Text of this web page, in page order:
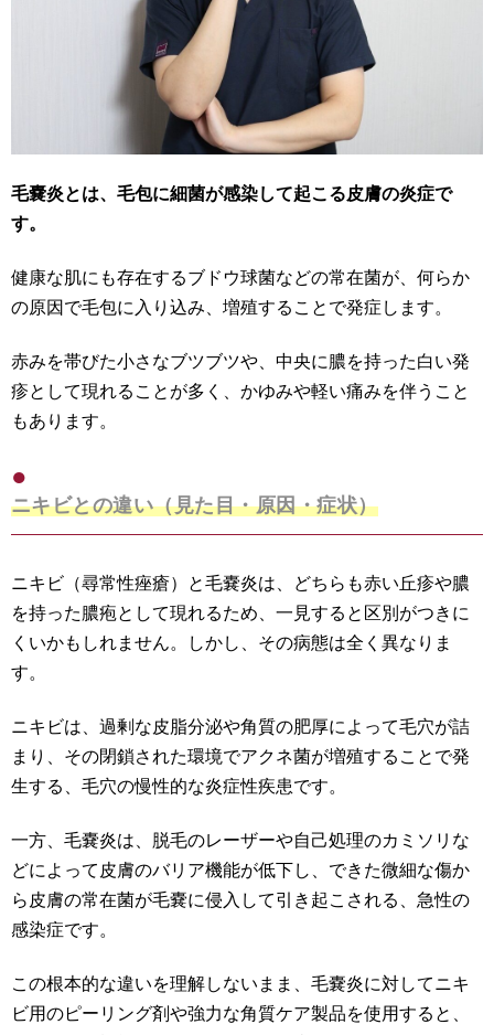
毛嚢炎とは、毛包に細菌が感染して起こる皮膚の炎症で
す。
健康な肌にも存在するブドウ球菌などの常在菌が、何らか
の原因で毛包に入り込み、増殖することで発症します。
赤みを帯びた小さなブツブツや、中央に膿を持った白い発
疹として現れることが多く、かゆみや軽い痛みを伴うこと
もあります。
ニキビとの違い（見た目・原因・症状）
ニキビ（尋常性痤瘡）と毛嚢炎は、どちらも赤い丘疹や膿
を持った膿疱として現れるため、一見すると区別がつきに
くいかもしれません。しかし、その病態は全く異なりま
す。
ニキビは、過剰な皮脂分泌や角質の肥厚によって毛穴が詰
まり、その閉鎖された環境でアクネ菌が増殖することで発
生する、毛穴の慢性的な炎症性疾患です。
一方、毛嚢炎は、脱毛のレーザーや自己処理のカミソリな
どによって皮膚のバリア機能が低下し、できた微細な傷か
ら皮膚の常在菌が毛嚢に侵入して引き起こされる、急性の
感染症です。
この根本的な違いを理解しないまま、毛嚢炎に対してニキ
ビ用のピーリング剤や強力な角質ケア製品を使用すると、